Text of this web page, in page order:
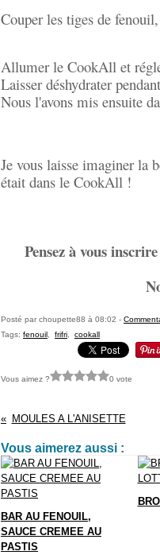
Couper les tiges de
Allumer le CookAll et
Laisser déshydrater
Nous l'avons mis ensuite
Je vous laisse imaginer la
était dans le CookAll !
Pensez à vous
Posté par choupette88 à 08:02 -
Tags: fenouil frifri cookall
Vous aimez ? 0 vote
MOULES A L'ANISETTE
Vous aimerez aussi :
BAR AU FENOUIL,
SAUCE CREMEE AU
PASTIS